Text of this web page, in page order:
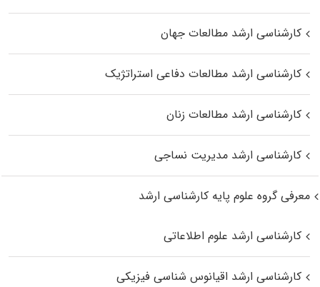
کارشناسی ارشد مطالعات جهان
کارشناسی ارشد مطالعات دفاعی استراتژیک
کارشناسی ارشد مطالعات زنان
کارشناسی ارشد مدیریت نساجی
معرفی گروه علوم پایه کارشناسی ارشد
کارشناسی ارشد علوم اطلاعاتی
کارشناسی ارشد اقیانوس‌ شناسی فیزیکی